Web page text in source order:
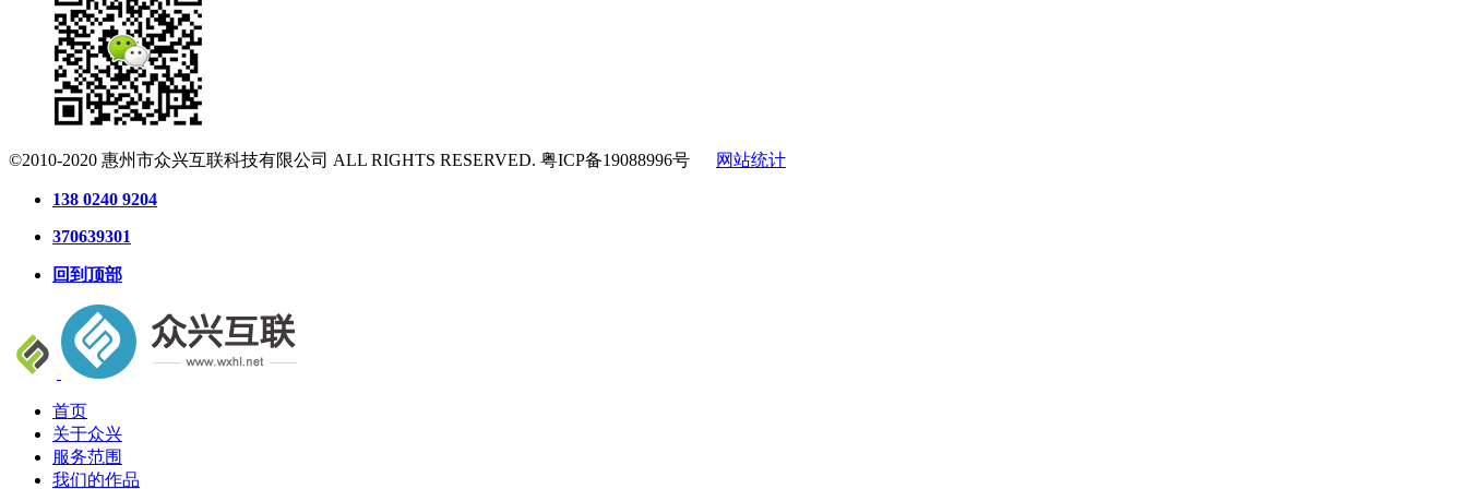
©2010-2020 惠州市众兴互联科技有限公司 ALL RIGHTS RESERVED. 粤ICP备19088996号 网站统计
138 0240 9204
370639301
回到顶部
首页
关于众兴
服务范围
我们的作品